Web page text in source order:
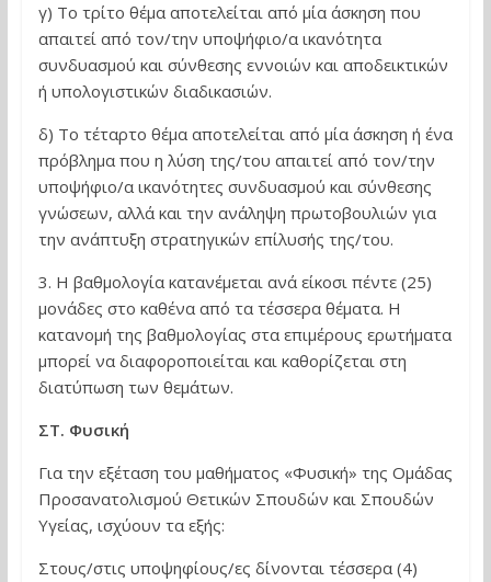
γ) Το τρίτο θέμα αποτελείται από μία άσκηση που
απαιτεί από τον/την υποψήφιο/α ικανότητα
συνδυασμού και σύνθεσης εννοιών και αποδεικτικών
ή υπολογιστικών διαδικασιών.
δ) Το τέταρτο θέμα αποτελείται από μία άσκηση ή ένα
πρόβλημα που η λύση της/του απαιτεί από τον/την
υποψήφιο/α ικανότητες συνδυασμού και σύνθεσης
γνώσεων, αλλά και την ανάληψη πρωτοβουλιών για
την ανάπτυξη στρατηγικών επίλυσής της/του.
3. Η βαθμολογία κατανέμεται ανά είκοσι πέντε (25)
μονάδες στο καθένα από τα τέσσερα θέματα. Η
κατανομή της βαθμολογίας στα επιμέρους ερωτήματα
μπορεί να διαφοροποιείται και καθορίζεται στη
διατύπωση των θεμάτων.
ΣΤ. Φυσική
Για την εξέταση του μαθήματος «Φυσική» της Ομάδας
Προσανατολισμού Θετικών Σπουδών και Σπουδών
Υγείας, ισχύουν τα εξής:
Στους/στις υποψηφίους/ες δίνονται τέσσερα (4)